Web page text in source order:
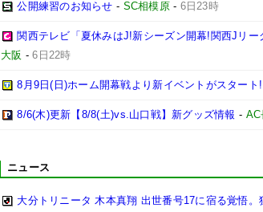
公開練習のお知らせ - SC相模原- 6日23時
関西テレビ「夏休みはJ!新シーズン開幕!関西Jリ
大阪 -6日22時
8月9日(日)ホーム開幕戦より新イベントがスタート!
8/6(木)更新【8/8(土)vs.山口戦】新グッズ情報 - AC
ニュース
大分トリニータ 木本真翔 出世番号17に宿る覚悟。